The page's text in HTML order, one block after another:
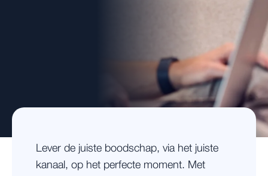
Lever de juiste boodschap, via het juiste
kanaal, op het perfecte moment. Met